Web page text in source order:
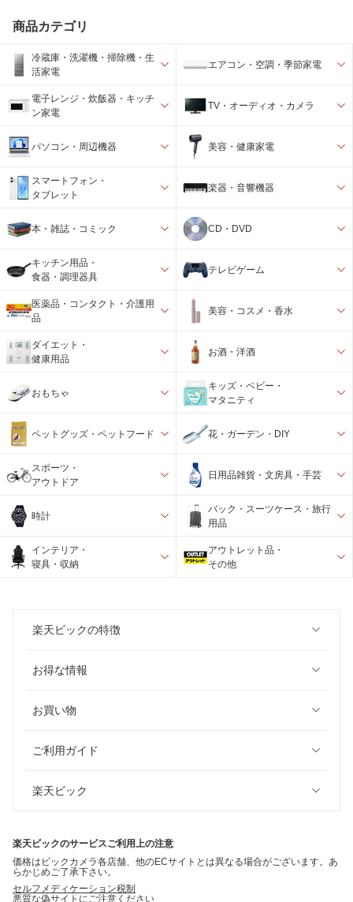
商品カテゴリ
冷蔵庫・洗濯機・掃除機・生
活家電
エアコン・空調・季節家電
電子レンジ・炊飯器・キッチ
ン家電
TV・オーディオ・カメラ
パソコン・周辺機器 美容・健康家電
スマートフォン・
タブレット
楽器・音響機器
本・雑誌・コミック CD・DVD
キッチン用品・
食器・調理器具
テレビゲーム
医薬品・コンタクト・介護用
品
美容・コスメ・香水
ダイエット・
健康用品
お酒・洋酒
おもちゃ
キッズ・ベビー・
マタニティ
ペットグッズ・ペットフード 花・ガーデン・DIY
スポーツ・
アウトドア
日用品雑貨・文房具・手芸
時計
バック・スーツケース・旅行
用品
インテリア・
寝具・収納
アウトレット品・
その他
楽天ビックの特徴
お得な情報
お買い物
ご利用ガイド
楽天ビック
楽天ビックのサービスご利用上の注意
価格はビックカメラ各店舗、他のECサイトとは異なる場合がございます。あ
らかじめご了承下さい。
セルフメディケーション税制
悪質な偽サイトにご注意ください